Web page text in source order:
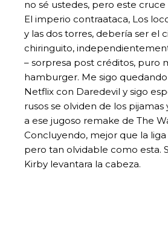
no sé ustedes, pero este
El imperio contraataca, Los
y las dos torres, debería ser el
chiringuito,
– sorpresa post créditos, puro
hamburger. Me sigo
Netflix con Daredevil y sigo
rusos se olviden de los
a ese jugoso remake de The
Concluyendo, mejor que la liga
pero tan olvidable como esta.
Kirby levantara la cabeza.